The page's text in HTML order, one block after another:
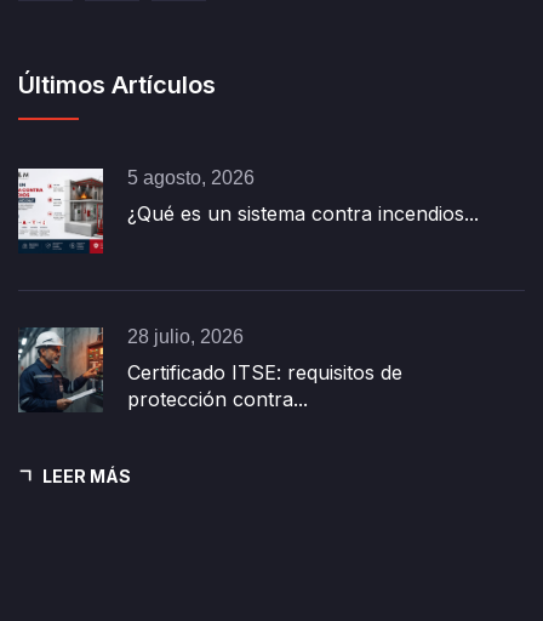
Últimos Artículos
5 agosto, 2026
¿Qué es un sistema contra incendios...
28 julio, 2026
Certificado ITSE: requisitos de
protección contra...
LEER MÁS